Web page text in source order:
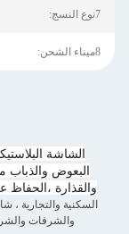
7نوع النسج:
8ميناء الشحن:
الشاشة
البعوض والذباب
والقذارة ،الحفاظ
السكنية والتجارية ،
والشرفات